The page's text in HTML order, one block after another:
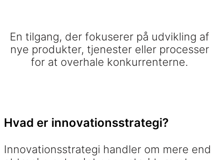
En tilgang, der fokuserer på udvikling af
nye produkter, tjenester eller processer
for at overhale konkurrenterne.
Hvad er innovationsstrategi?
Innovationsstrategi handler om mere end